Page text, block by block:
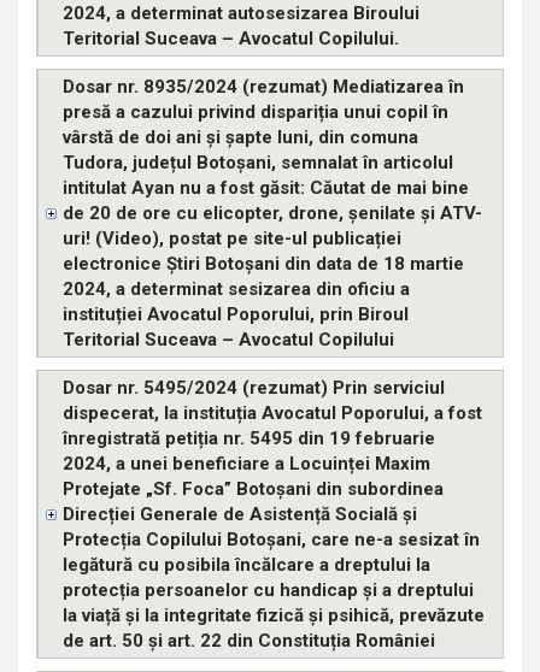
2024, a determinat autosesizarea Biroului
Teritorial Suceava – Avocatul Copilului.
Dosar nr. 8935/2024 (rezumat) Mediatizarea în
presă a cazului privind dispariția unui copil în
vârstă de doi ani și șapte luni, din comuna
Tudora, județul Botoșani, semnalat în articolul
intitulat Ayan nu a fost găsit: Căutat de mai bine
de 20 de ore cu elicopter, drone, șenilate și ATV-
uri! (Video), postat pe site-ul publicației
electronice Știri Botoșani din data de 18 martie
2024, a determinat sesizarea din oficiu a
instituției Avocatul Poporului, prin Biroul
Teritorial Suceava – Avocatul Copilului
Dosar nr. 5495/2024 (rezumat) Prin serviciul
dispecerat, la instituția Avocatul Poporului, a fost
înregistrată petiția nr. 5495 din 19 februarie
2024, a unei beneficiare a Locuinței Maxim
Protejate „Sf. Foca” Botoșani din subordinea
Direcției Generale de Asistență Socială și
Protecția Copilului Botoșani, care ne-a sesizat în
legătură cu posibila încălcare a dreptului la
protecția persoanelor cu handicap și a dreptului
la viață și la integritate fizică și psihică, prevăzute
de art. 50 și art. 22 din Constituția României